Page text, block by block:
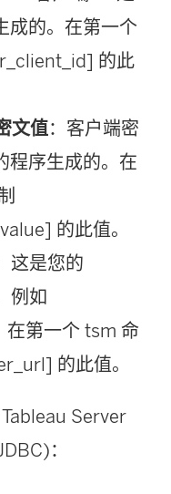
成的。在第一个
的此
文值：客户端密
程序生成的。在
的此值。
这是您的
例如
在第一个 tsm 命
的此值。
Server
：